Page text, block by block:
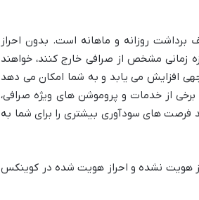
روزانه و ماهانه است. بدون احراز
زمانی مشخص از صرافی خارج کنند، خواهند
افزایش می یابد و به شما امکان می دهد
برخی از خدمات و پروموشن های ویژه صرافی،
های سودآوری بیشتری را برای شما به
هویت نشده و احراز هویت شده در کوینکس